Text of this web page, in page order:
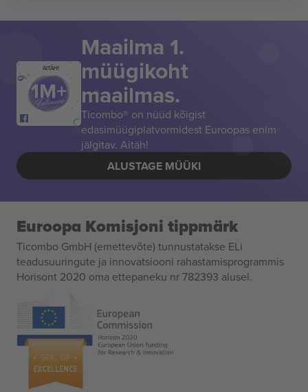
AITÄH!
Maailma 1.
müügikoht
maailmas.
Ticombo® on nüüd kõigist
edasimüügiplatvormidest Euroopas enim
jälgitav. Aitäh!
ALUSTAGE MÜÜKI
Euroopa Komisjoni tippmärk
Ticombo GmbH (emettevõte) tunnustatakse ELi
teadusuuringute ja innovatsiooni rahastamisprogrammis
Horisont 2020 oma ettepaneku nr 782393 alusel.